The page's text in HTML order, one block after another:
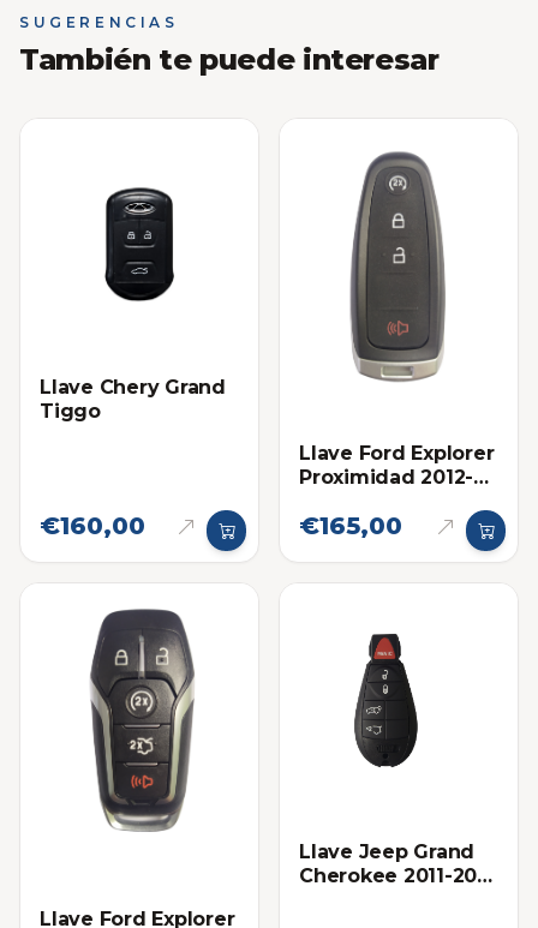
SUGERENCIAS
También te puede interesar
Llave Chery Grand
Tiggo
€160,00
Llave Ford Explorer
Proximidad 2012-
original
€165,00
Llave Ford Explorer
Llave Jeep Grand
Cherokee 2011-2013